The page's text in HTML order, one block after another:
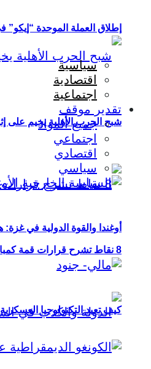
شبح الحرب الأهلية يخيم على
8 نقاط تشرح قرارات قمة كمبالا بشأن “بعثة أوصوم” في الصومال؟
إطلاق العملة الموحدة “إيكو” في 2027.. “إيكواس” تمضي قدمًا دون
سياسية
اقتصادية
اجتماعية
تقدير موقف
جميع المواد
اجتماعي
اقتصادي
سياسي
أوغندا والقوة الدولية في
كيف تعيد التكنولوجيا